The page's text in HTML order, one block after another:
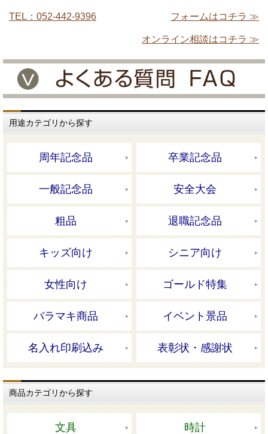
TEL：052-442-9396 フォームはコチラ ≫
オンライン相談はコチラ ≫
用途カテゴリから探す
周年記念品 卒業記念品
一般記念品 安全大会
粗品 退職記念品
キッズ向け シニア向け
女性向け ゴールド特集
バラマキ商品 イベント景品
名入れ印刷込み 表彰状・感謝状
商品カテゴリから探す
文具 時計